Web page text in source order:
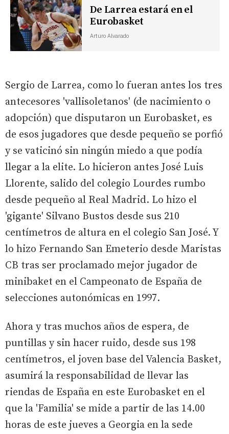
De Larrea estará en el
Eurobasket
Arturo Alvarado
Sergio de Larrea, como lo fueran antes los tres
antecesores 'vallisoletanos' (de nacimiento o
adopción) que disputaron un Eurobasket, es
de esos jugadores que desde pequeño se porfió
y se vaticinó sin ningún miedo a que podía
llegar a la elite. Lo hicieron antes José Luis
Llorente, salido del colegio Lourdes rumbo
desde pequeño al Real Madrid. Lo hizo el
'gigante' Silvano Bustos desde sus 210
centímetros de altura en el colegio San José. Y
lo hizo Fernando San Emeterio desde Maristas
CB tras ser proclamado mejor jugador de
minibaket en el Campeonato de España de
selecciones autonómicas en 1997.
Ahora y tras muchos años de espera, de
puntillas y sin hacer ruido, desde sus 198
centímetros, el joven base del Valencia Basket,
asumirá la responsabilidad de llevar las
riendas de España en este Eurobasket en el
que la 'Familia' se mide a partir de las 14.00
horas de este jueves a Georgia en la sede